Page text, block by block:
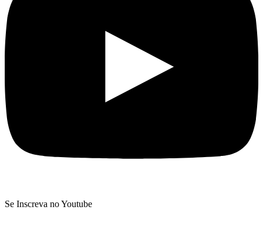
Se Inscreva no Youtube